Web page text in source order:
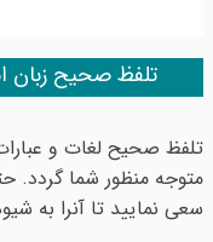
تلفظ صحیح زبان
تلفظ صحیح لغات و
متوجه منظور شما گردد.
سعی نمایید تا آنرا به